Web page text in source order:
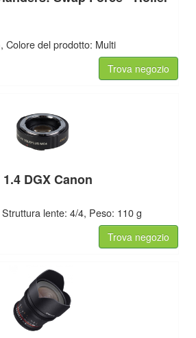
Colore del prodotto: Multi
Trova negozio
DGX Canon
lente: 4/4, Peso: 110 g
Trova negozio